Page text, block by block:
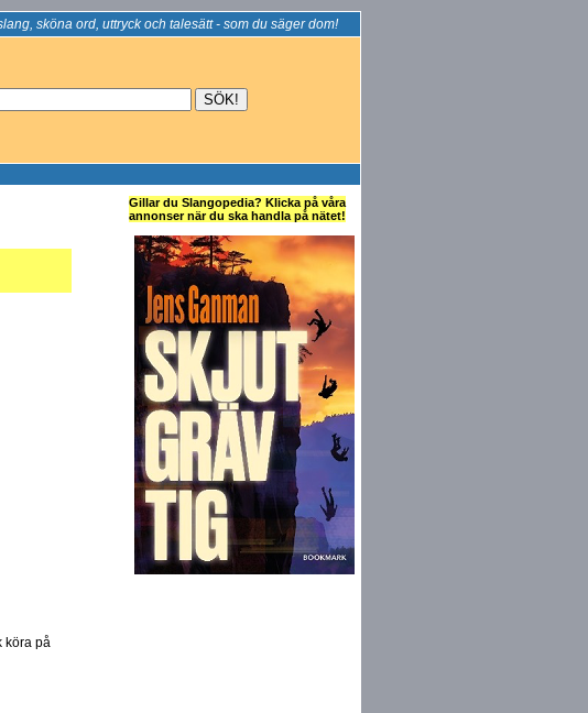
sköna ord, uttryck och talesätt - som du säger dom!
köra på
Gillar du Slangopedia? Klicka på våra
annonser när du ska handla på nätet!